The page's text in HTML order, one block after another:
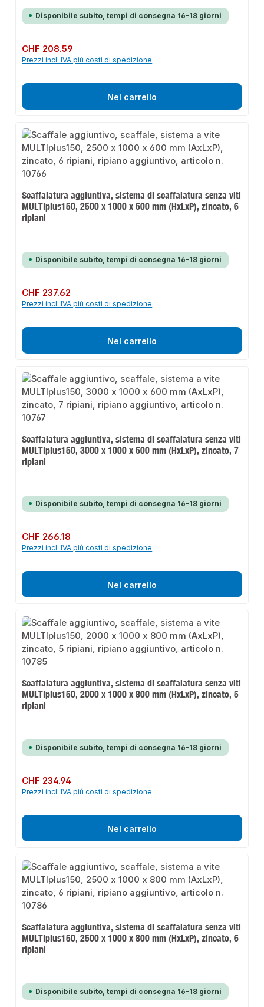
Disponibile subito, tempi di consegna 16-18 giorni
Prezzo normale:
CHF 208.59
Prezzi incl. IVA più costi di spedizione
Nel carrello
Scaffalatura aggiuntiva, sistema di scaffalatura senza viti
MULTIplus150, 2500 x 1000 x 600 mm (HxLxP), zincato, 6
ripiani
Disponibile subito, tempi di consegna 16-18 giorni
Prezzo normale:
CHF 237.62
Prezzi incl. IVA più costi di spedizione
Nel carrello
Scaffalatura aggiuntiva, sistema di scaffalatura senza viti
MULTIplus150, 3000 x 1000 x 600 mm (HxLxP), zincato, 7
ripiani
Disponibile subito, tempi di consegna 16-18 giorni
Prezzo normale:
CHF 266.18
Prezzi incl. IVA più costi di spedizione
Nel carrello
Scaffalatura aggiuntiva, sistema di scaffalatura senza viti
MULTIplus150, 2000 x 1000 x 800 mm (HxLxP), zincato, 5
ripiani
Disponibile subito, tempi di consegna 16-18 giorni
Prezzo normale:
CHF 234.94
Prezzi incl. IVA più costi di spedizione
Nel carrello
Scaffalatura aggiuntiva, sistema di scaffalatura senza viti
MULTIplus150, 2500 x 1000 x 800 mm (HxLxP), zincato, 6
ripiani
Disponibile subito, tempi di consegna 16-18 giorni